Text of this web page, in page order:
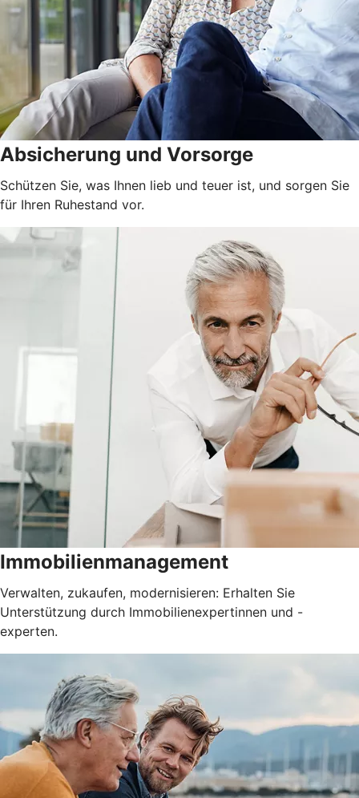
Absicherung und Vorsorge
Schützen Sie, was Ihnen lieb und teuer ist, und sorgen Sie
für Ihren Ruhestand vor.
Immobilienmanagement
Verwalten, zukaufen, modernisieren: Erhalten Sie
Unterstützung durch Immobilienexpertinnen und -
experten.